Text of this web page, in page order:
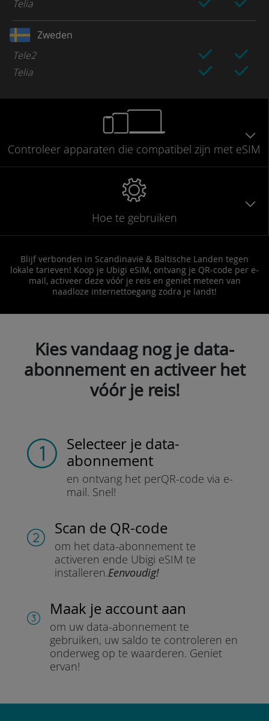
Telia
Zweden
Tele2
Telia
Controleer apparaten die compatibel zijn met eSIM
Hoe te gebruiken
Blijf verbonden in Scandinavië & Baltische Landen tegen
lokale tarieven! Koop je Ubigi eSIM, ontvang je QR-code per e-
mail, activeer deze vóór je reis en geniet meteen van
naadloze internettoegang zodra je landt!
Kies vandaag nog je data-
abonnement en activeer het
vóór je reis!
Selecteer je data-
abonnement
en ontvang het perQR-code via e-
mail. Snel!
Scan de QR-code
om het data-abonnement te
activeren ende Ubigi eSIM te
installeren.Eenvoudig!
Maak je account aan
om uw data-abonnement te
gebruiken, uw saldo te controleren en
onderweg op te waarderen. Geniet
ervan!